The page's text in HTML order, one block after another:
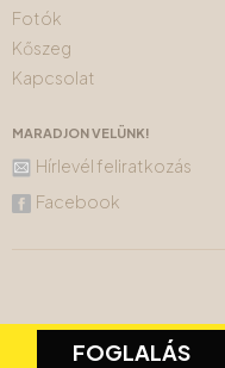
Fotók
Kőszeg
Kapcsolat
MARADJON VELÜNK!
Hírlevél feliratkozás
Facebook
FOGLALÁS